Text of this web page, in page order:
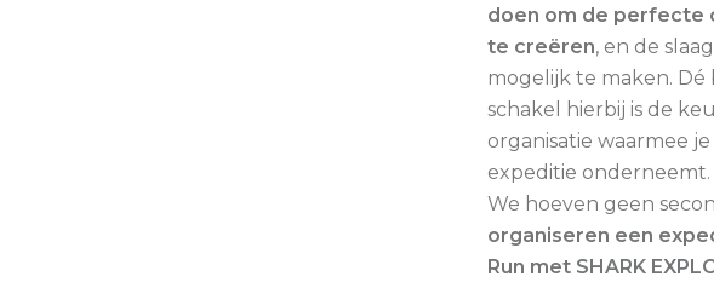
doen om de perfecte
te creëren, en de
mogelijk te maken. Dé
schakel hierbij is de
organisatie waarmee
expeditie onderneemt.
We hoeven geen
organiseren een
Run met SHARK